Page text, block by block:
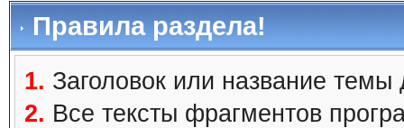
Правила раздела!
1. Заголовок или название
2. Все тексты фрагментов